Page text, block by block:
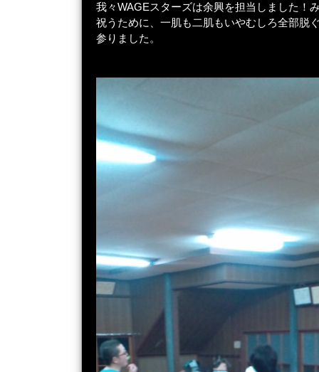
我々WAGEスターズは余興を担当しました！
祝うために、一肌も二肌もいやむしろ全部脱
参りました。